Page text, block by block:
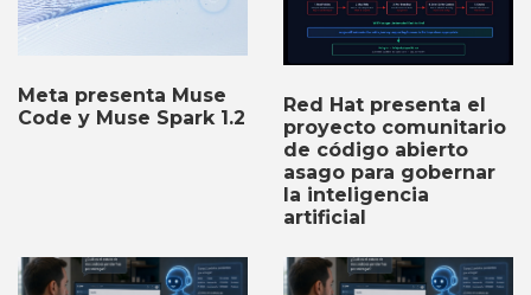
Meta presenta Muse
Code y Muse Spark 1.2
Red Hat presenta el
proyecto comunitario
de código abierto
asago para gobernar
la inteligencia
artificial